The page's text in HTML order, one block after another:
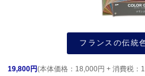
フランスの伝統
19,800円(本体価格：18,000円 + 消費税：